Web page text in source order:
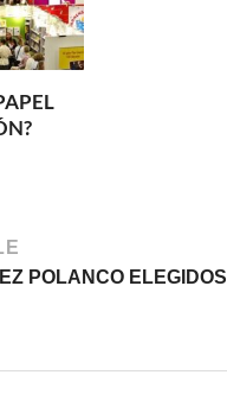
POLANCO ELEGIDOS